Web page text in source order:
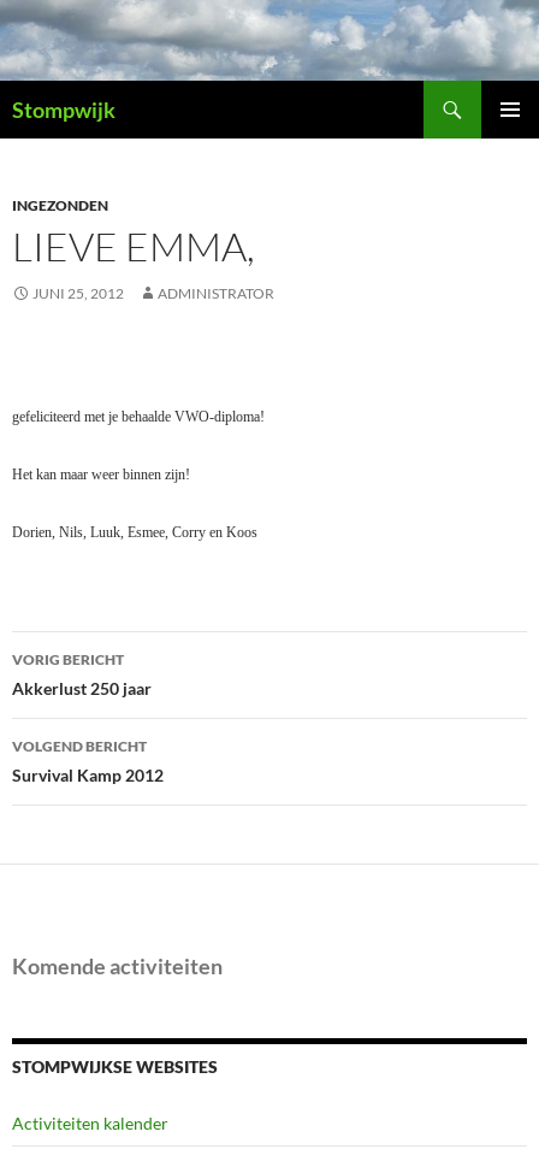
Ga
naar
de
inhoud
Stompwijk
INGEZONDEN
LIEVE EMMA,
JUNI 25, 2012 ADMINISTRATOR
gefeliciteerd met je behaalde VWO-diploma!
Het kan maar weer binnen zijn!
Dorien, Nils, Luuk, Esmee, Corry en Koos
Bericht
navigatie
VORIG BERICHT
Akkerlust 250 jaar
VOLGEND BERICHT
Survival Kamp 2012
Komende activiteiten
STOMPWIJKSE WEBSITES
Activiteiten kalender